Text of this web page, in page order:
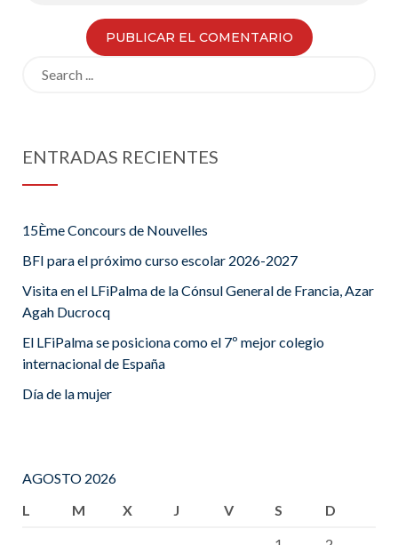
ENTRADAS RECIENTES
15Ème Concours de Nouvelles
BFI para el próximo curso escolar 2026-2027
Visita en el LFiPalma de la Cónsul General de Francia, Azar
Agah Ducrocq
El LFiPalma se posiciona como el 7º mejor colegio
internacional de España
Día de la mujer
AGOSTO 2026
L
M X J V S
D